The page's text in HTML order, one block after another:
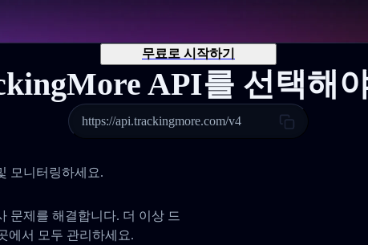
무료로 시작하기
API를 선택해
https://api.trackingmore.com/v4
모니터링하세요.
문제를 해결합니다. 더 이상 드
에서 모두 관리하세요.